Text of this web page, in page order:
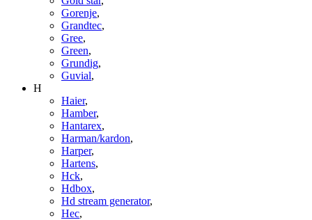
Gorenje,
Grandtec,
Gree,
Green,
Grundig,
Guvial,
H
Haier,
Hamber,
Hantarex,
Harman/kardon,
Harper,
Hartens,
Hck,
Hdbox,
Hd stream generator,
Hec,